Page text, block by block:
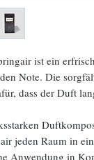
ist ein
Note. Die
dass der Duft
jeden Raum in
Anwendung in